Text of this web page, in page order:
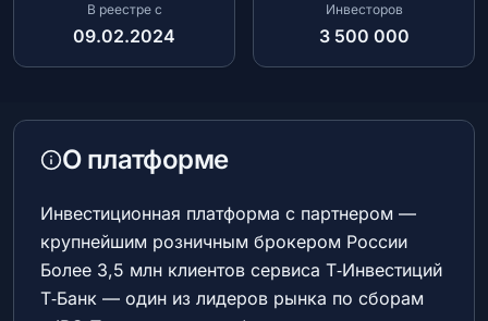
© 2026 Все права защищены
В реестре с
09.02.2024
Инвесторов
3 500 000
О платформе
Инвестиционная платформа с партнером —
крупнейшим розничным брокером России
Более 3,5 млн клиентов сервиса Т‑Инвестиций
Т‑Банк — один из лидеров рынка по сборам